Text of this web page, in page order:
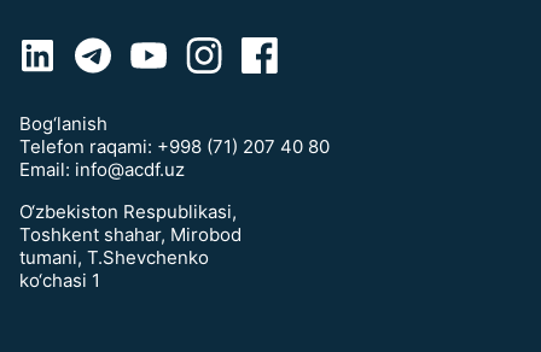
Bog‘lanish
Telefon raqami: +998 (71) 207 40 80
Email: info@acdf.uz
O‘zbekiston Respublikasi,
Toshkent shahar, Mirobod
tumani, T.Shevchenko
ko‘chasi 1